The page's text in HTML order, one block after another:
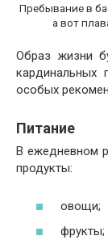
Пребывание в
а вот
Образ жизни
кардинальных
особых
Питание
В ежедневном
продукты:
овощи;
фрукты;